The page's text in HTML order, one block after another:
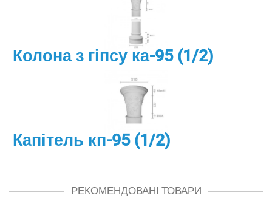
Колона з гіпсу ка-95 (1/2)
Капітель кп-95 (1/2)
РЕКОМЕНДОВАНІ ТОВАРИ